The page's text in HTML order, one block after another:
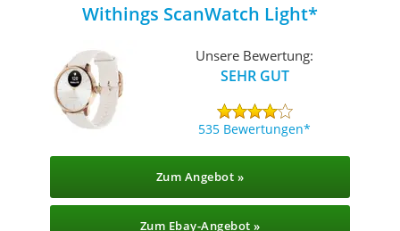
Withings ScanWatch Light
Unsere Bewertung:
SEHR GUT
535 Bewertungen
Zum Angebot »
Zum Ebay-Angebot »